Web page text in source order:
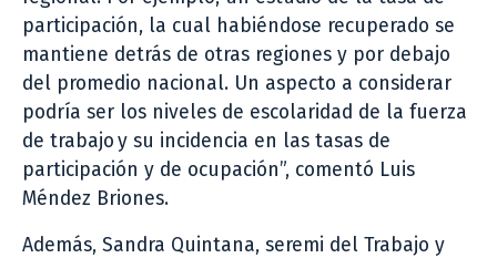
participación, la cual habiéndose recuperado se
mantiene detrás de otras regiones y por debajo
del promedio nacional. Un aspecto a considerar
podría ser los niveles de escolaridad de la fuerza
de trabajo y su incidencia en las tasas de
participación y de ocupación”, comentó Luis
Méndez Briones.
Además, Sandra Quintana, seremi del Trabajo y